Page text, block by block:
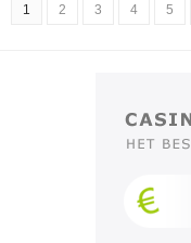
1 2 3 4 5